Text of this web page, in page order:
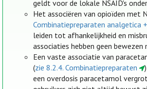
geldt voor de lokale NSAID's
Het associëren van opioïden met
Combinatiepreparaten analgetica
leiden tot afhankelijkheid en
associaties hebben geen bewezen
Een vaste associatie van
(zie 8.2.4. Combinatiepreparaten
een overdosis paracetamol